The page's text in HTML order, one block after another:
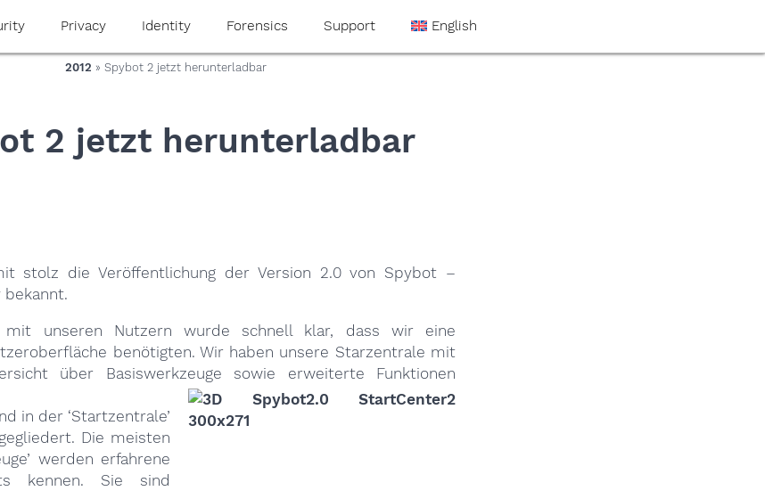
Privacy Identity Forensics Support English
2012 » Spybot 2 jetzt herunterladbar
2 jetzt herunterladbar
stolz die Veröffentlichung der Version 2.0 von Spybot –
bekannt.
mit unseren Nutzern wurde schnell klar, dass wir eine
benötigten. Wir haben unsere Starzentrale mit
über Basiswerkzeuge sowie erweiterte Funktionen
in der ‘Startzentrale’
Die meisten
werden erfahrene
kennen. Sie sind